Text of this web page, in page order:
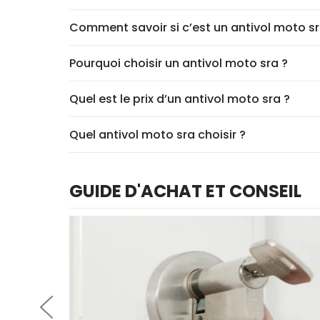
Comment savoir si c’est un antivol moto
Pourquoi choisir un antivol moto sra ?
Quel est le prix d’un antivol moto sra ?
Quel antivol moto sra choisir ?
GUIDE D'ACHAT ET CONSEIL